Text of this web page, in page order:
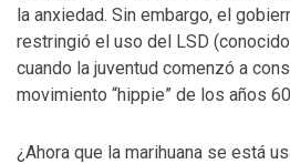
la anxiedad. Sin embargo, el
restringió el uso del LSD
cuando la juventud comenzó a
movimiento “hippie” de los años
¿Ahora que la marihuana se está